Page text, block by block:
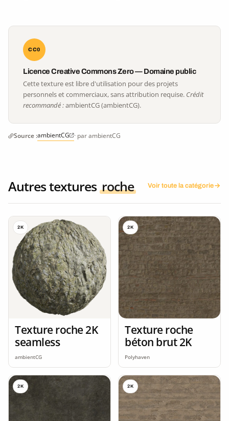
CC0
Licence Creative Commons Zero — Domaine public
Cette texture est libre d'utilisation pour des projets
personnels et commerciaux, sans attribution requise. Crédit
recommandé :ambientCG (ambientCG).
Source :ambientCG · par ambientCG
Autres textures roche Voir toute la catégorie
2K
Texture roche 2K
seamless
ambientCG
2K
Texture roche
béton brut 2K
Polyhaven
2K 2K